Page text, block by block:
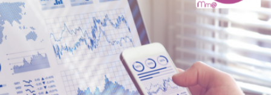
COMPRAR
Precio: 1.200,00€